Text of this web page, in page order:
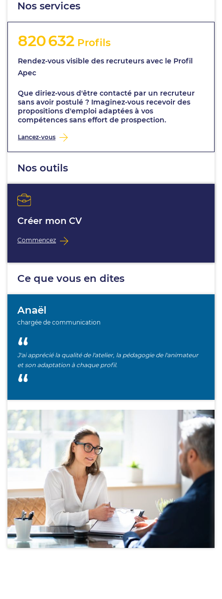
Nos services
820 632 Profils
Rendez-vous visible des recruteurs avec le Profil
Apec
Que diriez-vous d'être contacté par un recruteur
sans avoir postulé ? Imaginez-vous recevoir des
propositions d'emploi adaptées à vos
compétences sans effort de prospection.
Lancez-vous
Nos outils
Créer mon CV
Commencez
Ce que vous en dites
Anaël
chargée de communication
J'ai apprécié la qualité de l'atelier, la pédagogie de l'animateur
et son adaptation à chaque profil.